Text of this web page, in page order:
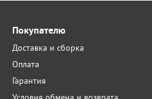
Покупателю
Доставка и сборка
Оплата
Гарантия